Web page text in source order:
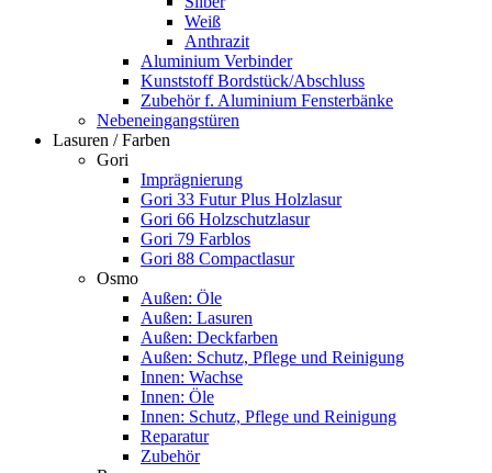
Weiß
Anthrazit
Aluminium Verbinder
Kunststoff Bordstück/Abschluss
Zubehör f. Aluminium Fensterbänke
Nebeneingangstüren
Lasuren / Farben
Gori
Imprägnierung
Gori 33 Futur Plus Holzlasur
Gori 66 Holzschutzlasur
Gori 79 Farblos
Gori 88 Compactlasur
Osmo
Außen: Öle
Außen: Lasuren
Außen: Deckfarben
Außen: Schutz, Pflege und Reinigung
Innen: Wachse
Innen: Öle
Innen: Schutz, Pflege und Reinigung
Reparatur
Zubehör